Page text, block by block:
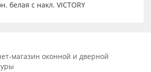
белая с накл. VICTORY
магазин оконной и дверной